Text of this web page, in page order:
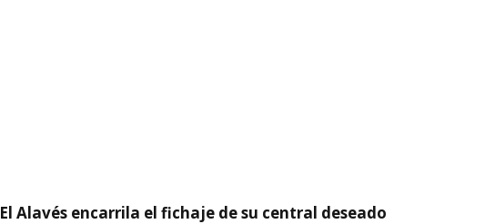
El Alavés encarrila el fichaje de su central deseado